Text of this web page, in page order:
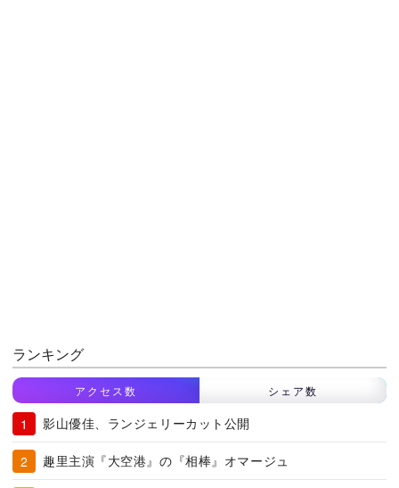
ランキング
アクセス数 シェア数
影山優佳、ランジェリーカット公開
趣里主演『大空港』の『相棒』オマージュ